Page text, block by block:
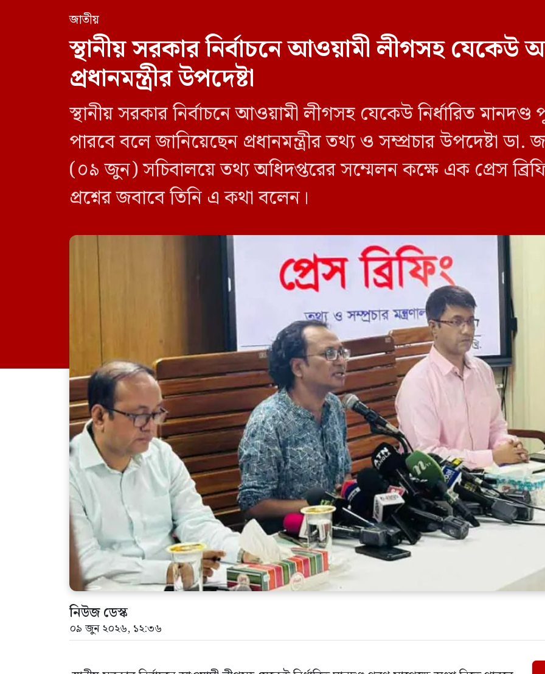
জাতীয়
স্থানীয় সরকার নির্বাচনে আওয়ামী লীগসহ যেকেউ
প্রধানমন্ত্রীর উপদেষ্টা
স্থানীয় সরকার নির্বাচনে আওয়ামী লীগসহ যেকেউ নির্ধারিত
পারবে বলে জানিয়েছেন প্রধানমন্ত্রীর তথ্য ও সম্প্রচার উপদেষ্টা
(০৯ জুন) সচিবালয়ে তথ্য অধিদপ্তরের সম্মেলন কক্ষে এক প্রেস
প্রশ্নের জবাবে তিনি এ কথা বলেন।
নিউজ ডেস্ক
০৯ জুন ২০২৬, ১২:৩৬